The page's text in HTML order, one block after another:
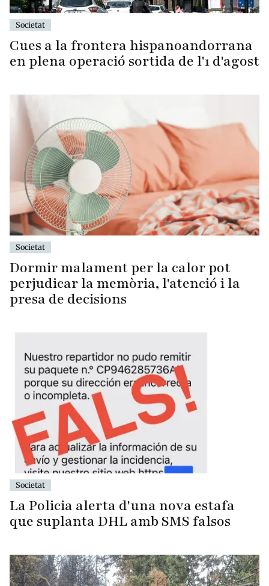
Societat
Cues a la frontera hispanoandorrana
en plena operació sortida de l'1 d'agost
Societat
Dormir malament per la calor pot
perjudicar la memòria, l'atenció i la
presa de decisions
Societat
La Policia alerta d'una nova estafa
que suplanta DHL amb SMS falsos